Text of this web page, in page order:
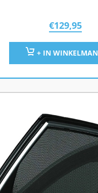
€129,95
+ IN